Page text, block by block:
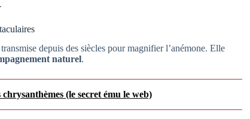
depuis des siècles pour magnifier l’anémone. Elle
naturel.
(le secret ému le web)